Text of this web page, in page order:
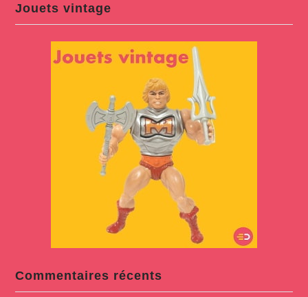
Jouets vintage
Commentaires récents